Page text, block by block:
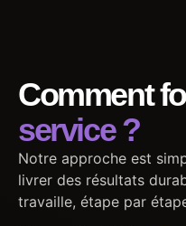
Comment
service ?
Notre approche est
livrer des résultats
travaille, étape par